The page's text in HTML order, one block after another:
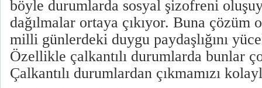
böyle durumlarda sosyal şizofreni
dağılmalar ortaya çıkıyor. Buna çözüm
milli günlerdeki duygu paydaşlığını
Özellikle çalkantılı durumlarda bunlar
Çalkantılı durumlardan çıkmamızı